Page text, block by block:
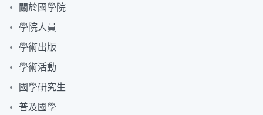
關於國學院
學院人員
學術出版
學術活動
國學研究生
普及國學